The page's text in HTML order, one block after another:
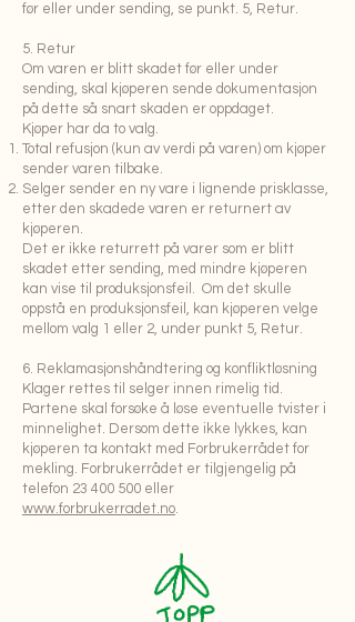
før eller under sending, se punkt. 5, Retur.
5. Retur
Om varen er blitt skadet før eller under
sending, skal kjøperen sende dokumentasjon
på dette så snart skaden er oppdaget.
Kjøper har da to valg.
Total refusjon (kun av verdi på varen) om kjøper
sender varen tilbake.
Selger sender en ny vare i lignende prisklasse,
etter den skadede varen er returnert av
kjøperen.
Det er ikke returrett på varer som er blitt
skadet etter sending, med mindre kjøperen
kan vise til produksjonsfeil. Om det skulle
oppstå en produksjonsfeil, kan kjøperen velge
mellom valg 1 eller 2, under punkt 5, Retur.
6. Reklamasjonshåndtering og konfliktløsning
Klager rettes til selger innen rimelig tid.
Partene skal forsøke å løse eventuelle tvister i
minnelighet. Dersom dette ikke lykkes, kan
kjøperen ta kontakt med Forbrukerrådet for
mekling. Forbrukerrådet er tilgjengelig på
telefon 23 400 500 eller
www.forbrukerradet.no.